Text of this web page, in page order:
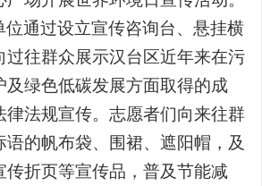
位通过设立宣传咨询台、悬挂横
过往群众展示汉台区近年来在污
及绿色低碳发展方面取得的成
律法规宣传。志愿者们向来往群
的帆布袋、围裙、遮阳帽，及
传折页等宣传品，普及节能减